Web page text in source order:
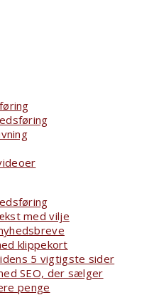
med vilje
klippekort
5 vigtigste sider
SEO, der sælger
penge